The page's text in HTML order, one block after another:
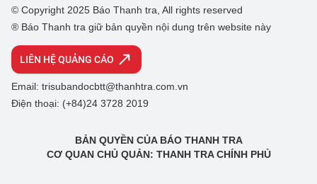
© Copyright 2025 Báo Thanh tra, All rights reserved
® Báo Thanh tra giữ bản quyền nội dung trên website này
LIÊN HỆ QUẢNG CÁO
Email: trisubandocbtt@thanhtra.com.vn
Điện thoại: (+84)24 3728 2019
BẢN QUYỀN CỦA BÁO THANH TRA
CƠ QUAN CHỦ QUẢN: THANH TRA CHÍNH PHỦ